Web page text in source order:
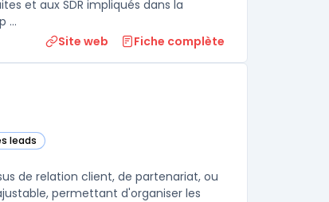
et aux SDR impliqués dans la
...
Site web Fiche complète
leads
de relation client, de partenariat, ou
permettant d'organiser les